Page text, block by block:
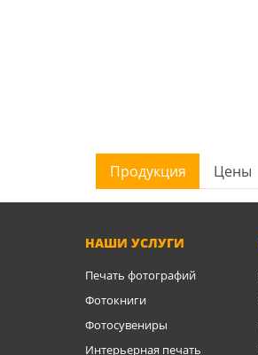
Продукция Цены
НАШИ УСЛУГИ
Печать фотографий
Фотокниги
Фотосувениры
Интерьерная печать